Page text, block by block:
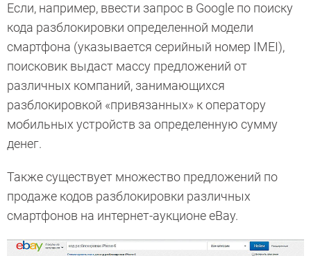
Если, например, ввести запрос в Google по поиску
кода разблокировки определенной модели
смартфона (указывается серийный номер IMEI),
поисковик выдаст массу предложений от
различных компаний, занимающихся
разблокировкой «привязанных» к оператору
мобильных устройств за определенную сумму
денег.
Также существует множество предложений по
продаже кодов разблокировки различных
смартфонов на интернет-аукционе eBay.